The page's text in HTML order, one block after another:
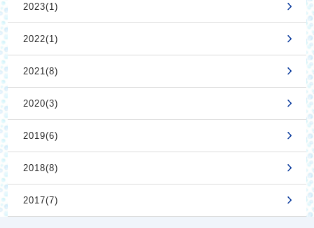
2023(1)
2022(1)
2021(8)
2020(3)
2019(6)
2018(8)
2017(7)